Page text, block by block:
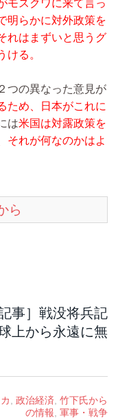
モスクワに来て言っ
明らかに対外政策を
れはまずいと思うグ
ける。
つの異なった意見が
ため、日本がこれに
は米国は対露政策を
それが何なのかはよ
ら
事］戦没将兵記
上から永遠に無
政治経済 竹下氏から
の情報 軍事・戦争